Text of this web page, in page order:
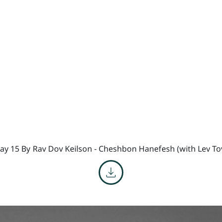
15 By Rav Dov Keilson - Cheshbon Hanefesh (with Lev